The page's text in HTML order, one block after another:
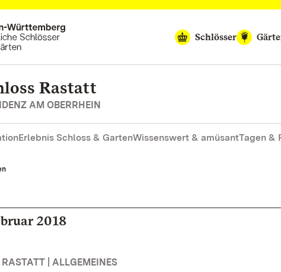
Schlösser
Rastatt
AM OBERRHEIN
Erlebnis Schloss & GartenWissenswert & amüsantTagen &
2018
| ALLGEMEINES